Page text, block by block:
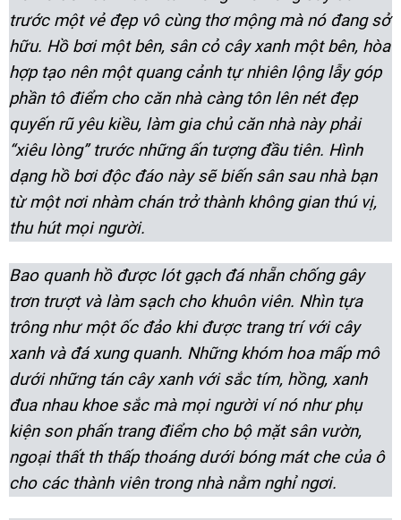
trước một vẻ đẹp vô cùng thơ mộng mà nó đang sở
hữu. Hồ bơi một bên, sân cỏ cây xanh một bên, hòa
hợp tạo nên một quang cảnh tự nhiên lộng lẫy góp
phần tô điểm cho căn nhà càng tôn lên nét đẹp
quyến rũ yêu kiều, làm gia chủ căn nhà này phải
“xiêu lòng” trước những ấn tượng đầu tiên. Hình
dạng hồ bơi độc đáo này sẽ biến sân sau nhà bạn
từ một nơi nhàm chán trở thành không gian thú vị,
thu hút mọi người.
Bao quanh hồ được lót gạch đá nhẵn chống gây
trơn trượt và làm sạch cho khuôn viên. Nhìn tựa
trông như một ốc đảo khi được trang trí với cây
xanh và đá xung quanh. Những khóm hoa mấp mô
dưới những tán cây xanh với sắc tím, hồng, xanh
đua nhau khoe sắc mà mọi người ví nó như phụ
kiện son phấn trang điểm cho bộ mặt sân vườn,
ngoại thất ththấp thoáng dưới bóng mát che của ô
cho các thành viên trong nhà nằm nghỉ ngơi.